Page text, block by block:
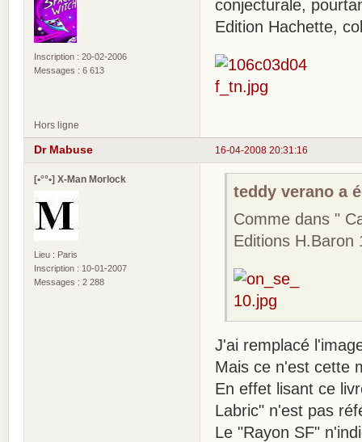
Inscription : 20-02-2006
Messages : 6 613
conjecturale,
Edition Hachette,
Hors ligne
16-04-2008 20:31:16
Dr Mabuse
[•°°•] X-Man Morlock
Lieu : Paris
Inscription : 10-01-2007
Messages : 2 288
teddy verano a
Comme dans "
Editions H.Baron
J'ai remplacé
Mais ce n'est cette
En effet lisant ce
Labric" n'est pas
Le "Rayon SF"